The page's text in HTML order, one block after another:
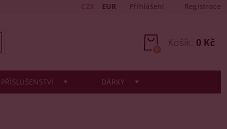
EUR Přihlášení Registrace
Košík: 0 Kč
0
PŘÍSLUŠENSTVÍ DÁRKY